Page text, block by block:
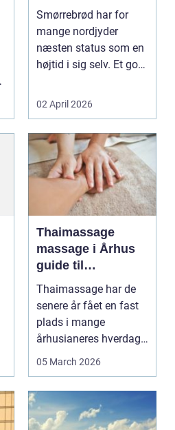
Smørrebrød har for
mange nordjyder
næsten status som en
højtid i sig selv. Et godt
02 April 2026
Thaimassage
massage i Århus
guide til
afslapning,
smidighed og
bedre velvære
Thaimassage har de
senere år fået en fast
plads i mange
århusianeres hverdag.
Flere bruger den både
05 March 2026